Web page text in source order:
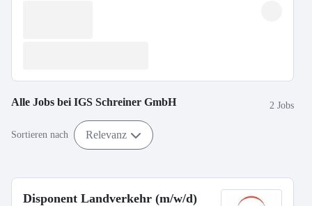
Alle Jobs bei IGS Schreiner GmbH 2 Jobs
Sortieren nach Relevanz
Disponent Landverkehr (m/w/d)